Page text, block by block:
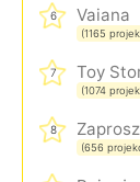
6 Vaiana
(1165
7 Toy
(1074
8
(656